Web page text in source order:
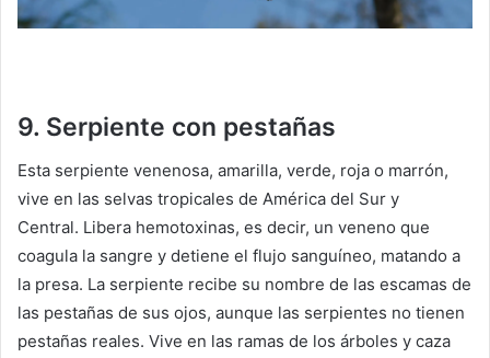
9. Serpiente con pestañas
Esta serpiente venenosa, amarilla, verde, roja o marrón,
vive en las selvas tropicales de América del Sur y
Central. Libera hemotoxinas, es decir, un veneno que
coagula la sangre y detiene el flujo sanguíneo, matando a
la presa. La serpiente recibe su nombre de las escamas de
las pestañas de sus ojos, aunque las serpientes no tienen
pestañas reales. Vive en las ramas de los árboles y caza